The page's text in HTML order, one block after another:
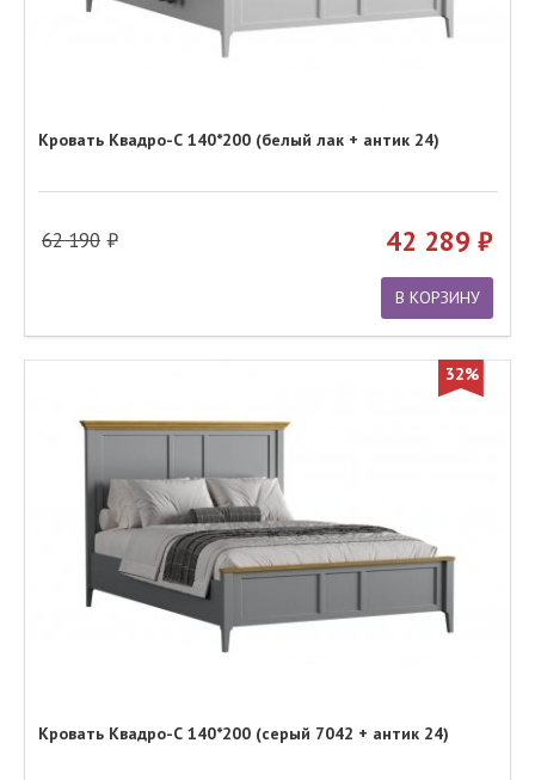
Кровать Квадро-С 140*200 (белый лак + антик 24)
62 190 42 289
В КОРЗИНУ
32%
Кровать Квадро-С 140*200 (серый 7042 + антик 24)